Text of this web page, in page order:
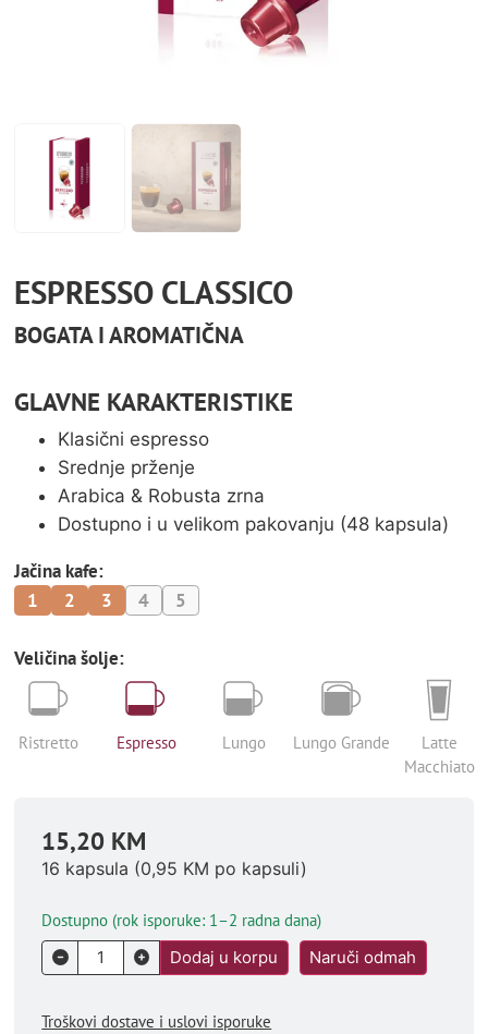
ESPRESSO CLASSICO
BOGATA I AROMATIČNA
GLAVNE KARAKTERISTIKE
Klasični espresso
Srednje prženje
Arabica & Robusta zrna
Dostupno i u velikom pakovanju (48 kapsula)
Jačina kafe:
1
2 3 4 5
Veličina šolje:
Ristretto Espresso Lungo Lungo Grande
Latte
Macchiato
15,20 KM
16 kapsula (0,95 KM po kapsuli)
Dostupno (rok isporuke: 1–2 radna dana)
Dodaj u korpu
Naruči odmah
Troškovi dostave i uslovi isporuke